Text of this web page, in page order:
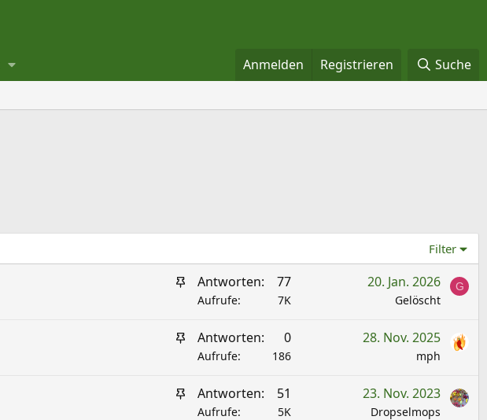
Anmelden Registrieren Suche
Filter
A
e
n
Antworten 77
Aufrufe 7K
20. Jan. 2026
Gelöscht
G
A
e
Antworten 0
Aufrufe 186
28. Nov. 2025
mph
A
Antworten 51
Aufrufe 5K
23. Nov. 2023
Dropselmops